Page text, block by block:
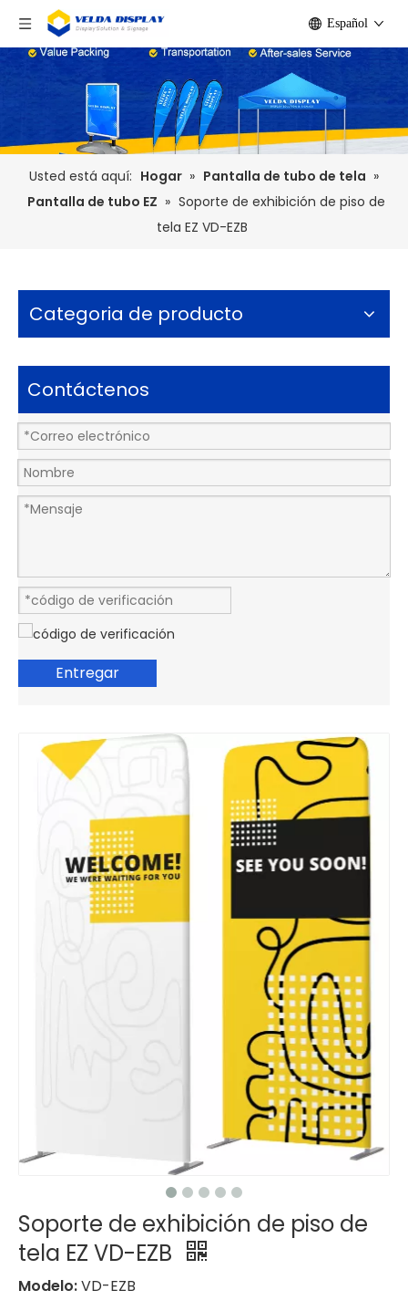
Español
Usted está aquí: Hogar » Pantalla de tubo de tela »
Pantalla de tubo EZ » Soporte de exhibición de piso de
tela EZ VD-EZB
Categoria de producto
Contáctenos
Entregar
Soporte de exhibición de piso de
tela EZ VD-EZB
Modelo:VD-EZB